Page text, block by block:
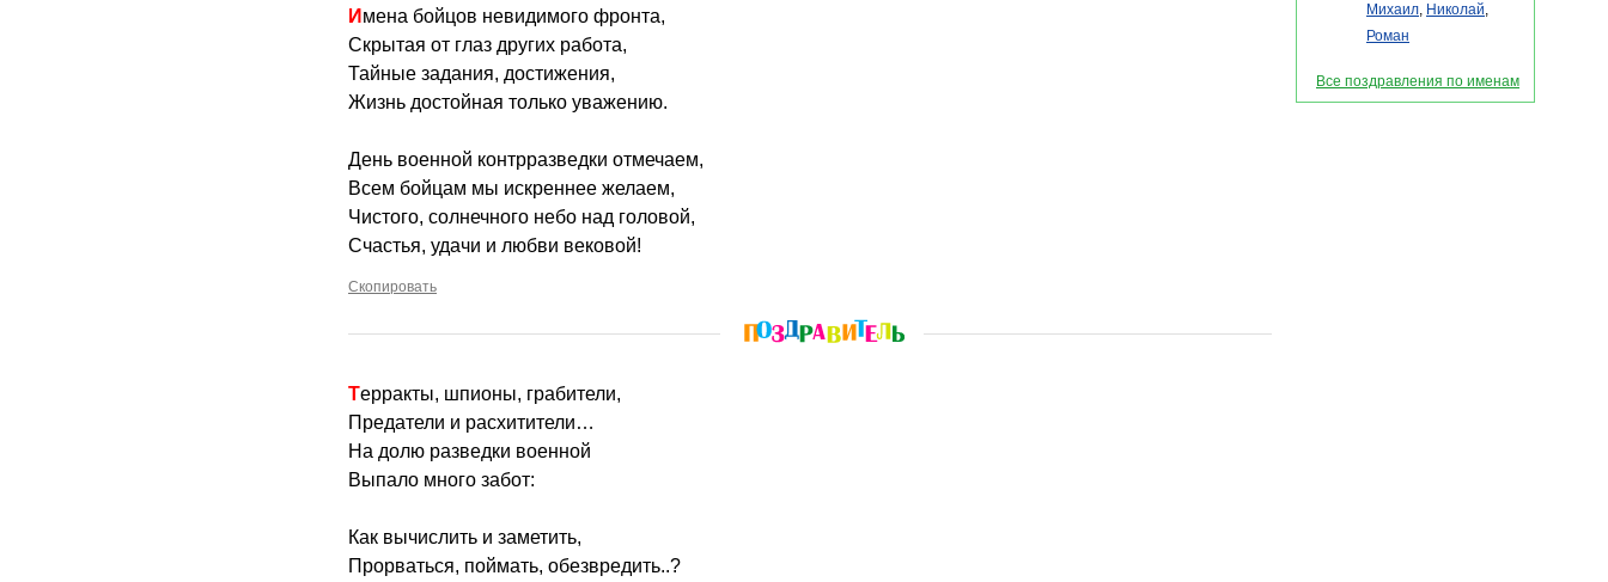
Имена бойцов невидимого фронта,
Скрытая от глаз других работа,
Тайные задания, достижения,
Жизнь достойная только уважению.
День военной контрразведки отмечаем,
Всем бойцам мы искреннее желаем,
Чистого, солнечного небо над головой,
Счастья, удачи и любви вековой!
Скопировать
Терракты, шпионы, грабители,
Предатели и расхитители…
На долю разведки военной
Выпало много забот:
Как вычислить и заметить,
Прорваться, поймать, обезвредить..?
Михаил, Николай,
Роман
Все поздравления по именам